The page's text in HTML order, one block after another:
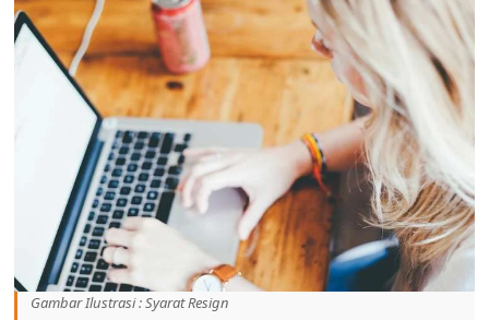
Gambar Ilustrasi : Syarat Resign